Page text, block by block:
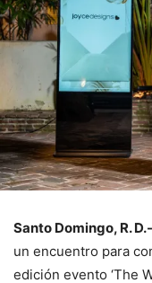
Santo Domingo, R. D.-
un encuentro para
edición evento ‘The